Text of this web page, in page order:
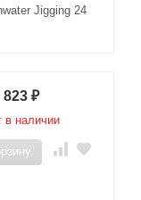
Jigging 24
823 ₽
в наличии